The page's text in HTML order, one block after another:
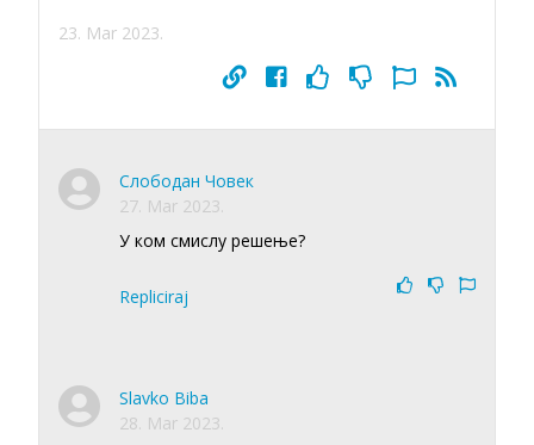
23. Mar 2023.
Слободан Човек
27. Mar 2023.
У ком смислу решење?
Repliciraj
Slavko Biba
28. Mar 2023.